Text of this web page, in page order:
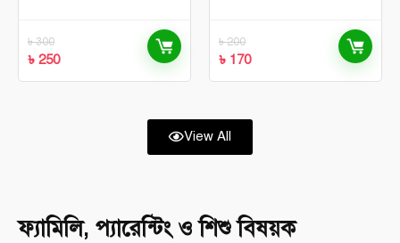
৳300
৳ 250
৳200
৳ 170
View All
ফ্যামিলি, প্যারেন্টিং ও শিশু বিষয়ক